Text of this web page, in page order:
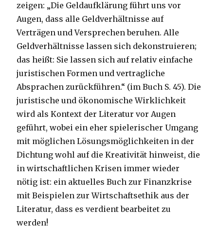
zeigen: „Die Geldaufklärung führt uns vor
Augen, dass alle Geldverhältnisse auf
Verträgen und Versprechen beruhen. Alle
Geldverhältnisse lassen sich dekonstruieren;
das heißt: Sie lassen sich auf relativ einfache
juristischen Formen und vertragliche
Absprachen zurückführen.“ (im Buch S. 45). Die
juristische und ökonomische Wirklichkeit
wird als Kontext der Literatur vor Augen
geführt, wobei ein eher spielerischer Umgang
mit möglichen Lösungsmöglichkeiten in der
Dichtung wohl auf die Kreativität hinweist, die
in wirtschaftlichen Krisen immer wieder
nötig ist: ein aktuelles Buch zur Finanzkrise
mit Beispielen zur Wirtschaftsethik aus der
Literatur, dass es verdient bearbeitet zu
werden!